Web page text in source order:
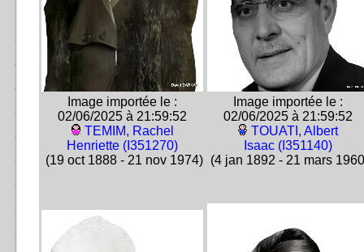
Image importée le :
02/06/2025 à 21:59:52
TEMIM, Rachel
Henriette (I351270)
(19 oct 1888 - 21 nov 1974)
Image importée le :
02/06/2025 à 21:59:52
TOUATI, Albert
Isaac (I351140)
(4 jan 1892 - 21 mars